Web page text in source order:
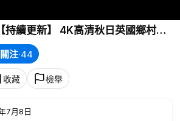
持續更新】 4K高清秋日英國鄉村之
的村莊
關注·44
收藏 檢舉
7月8日